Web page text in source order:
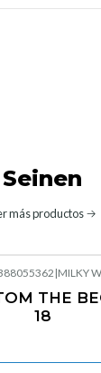
Seinen
más productos
|MILKY
THE
18